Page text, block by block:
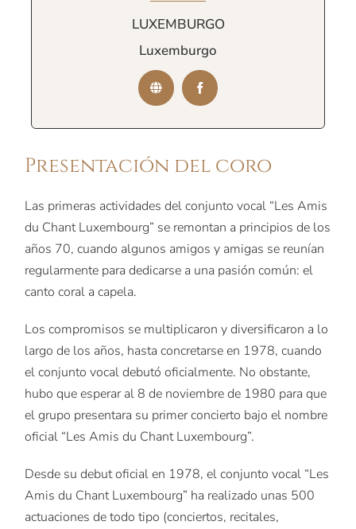
Presentación del coro
Las primeras actividades del conjunto vocal “Les Amis
du Chant Luxembourg” se remontan a principios de los
años 70, cuando algunos amigos y amigas se reunían
regularmente para dedicarse a una pasión común: el
canto coral a capela.
Los compromisos se multiplicaron y diversificaron a lo
largo de los años, hasta concretarse en 1978, cuando
el conjunto vocal debutó oficialmente. No obstante,
hubo que esperar al 8 de noviembre de 1980 para que
el grupo presentara su primer concierto bajo el nombre
oficial “Les Amis du Chant Luxembourg”.
Desde su debut oficial en 1978, el conjunto vocal “Les
Amis du Chant Luxembourg” ha realizado unas 500
actuaciones de todo tipo (conciertos, recitales,
LUXEMBURGO
Luxemburgo